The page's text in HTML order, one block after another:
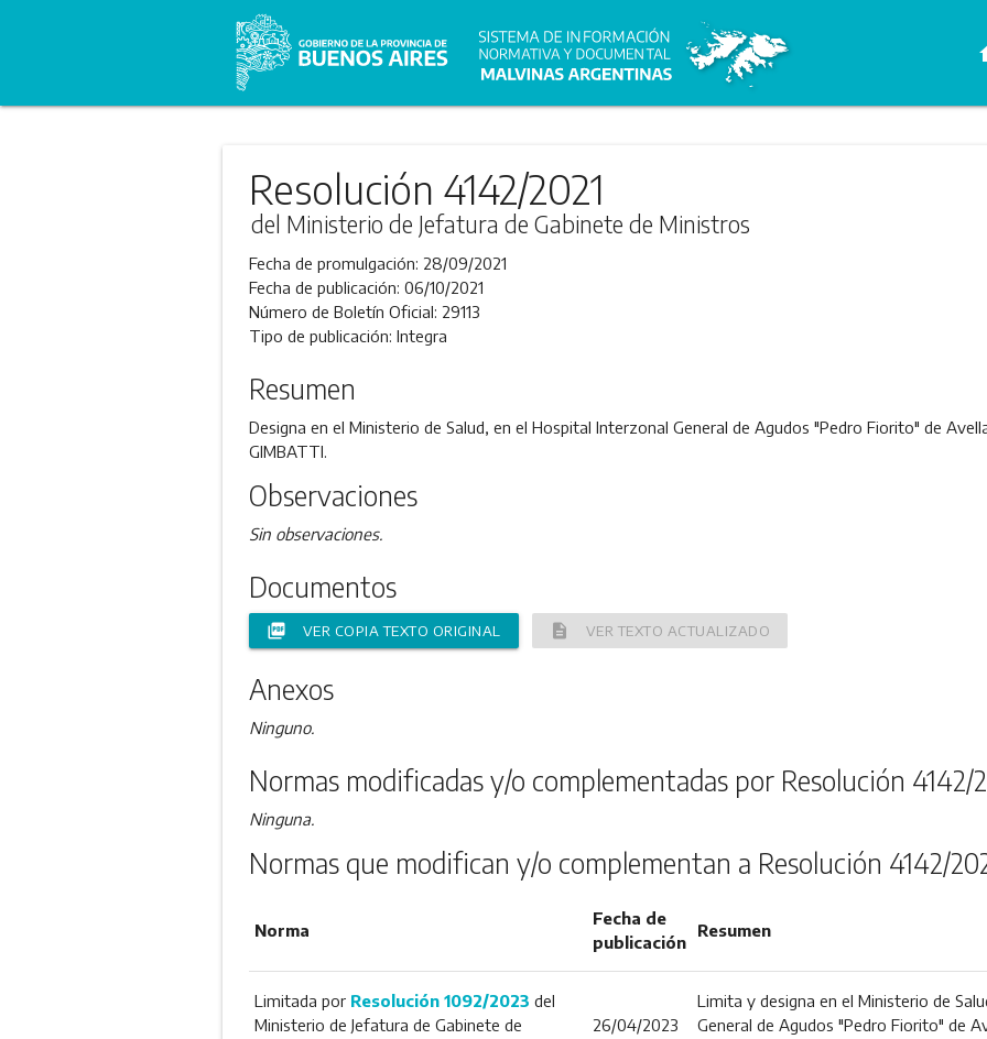
Resolución 4142/2021
del Ministerio de Jefatura de Gabinete de Ministros
Fecha de promulgación: 28/09/2021
Fecha de publicación: 06/10/2021
Número de Boletín Oficial: 29113
Tipo de publicación: Integra
Resumen
Designa en el Ministerio de Salud, en el Hospital Interzonal General de Agudos "Pedro Fiorito" de
GIMBATTI.
Observaciones
Sin observaciones.
Documentos
picture_as_pdf VER COPIA TEXTO ORIGINAL description VER TEXTO ACTUALIZADO
Anexos
Ninguno.
Normas modificadas y/o complementadas por Resolución 4142/
Ninguna.
Normas que modifican y/o complementan a Resolución 4142/
Norma
Fecha de
publicación
Resumen
Limitada por Resolución 1092/2023 del
Ministerio de Jefatura de Gabinete de
26/04/2023
Limita y designa en el Ministerio de
General de Agudos "Pedro Fiorito" de